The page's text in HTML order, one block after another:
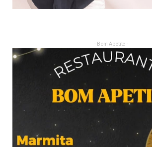
- Bom Apetite -